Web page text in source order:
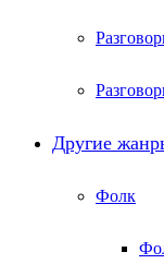
Другие
Фолк